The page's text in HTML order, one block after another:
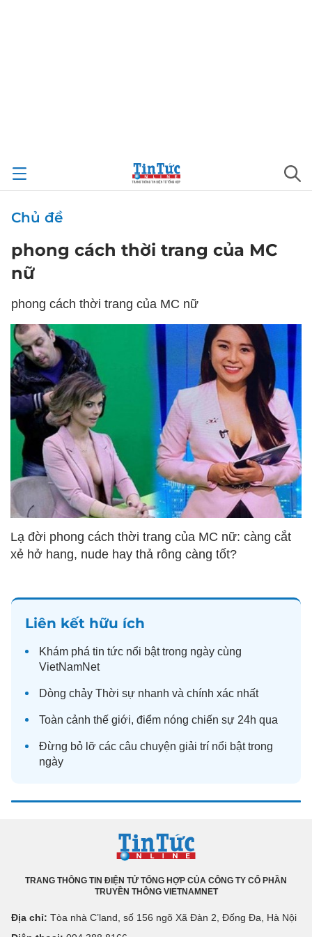
Chủ đề
phong cách thời trang của MC
nữ
phong cách thời trang của MC nữ
Lạ đời phong cách thời trang của MC nữ: càng cắt
xẻ hở hang, nude hay thả rông càng tốt?
Liên kết hữu ích
Khám phá tin tức nổi bật trong ngày cùng
VietNamNet
Dòng chảy Thời sự nhanh và chính xác nhất
Toàn cảnh thế giới, điểm nóng chiến sự 24h qua
Đừng bỏ lỡ các câu chuyện giải trí nổi bật trong
ngày
TRANG THÔNG TIN ĐIỆN TỬ TỔNG HỢP CỦA CÔNG TY CỔ PHẦN
TRUYỀN THÔNG VIETNAMNET
Địa chỉ: Tòa nhà C’land, số 156 ngõ Xã Đàn 2, Đống Đa, Hà Nội